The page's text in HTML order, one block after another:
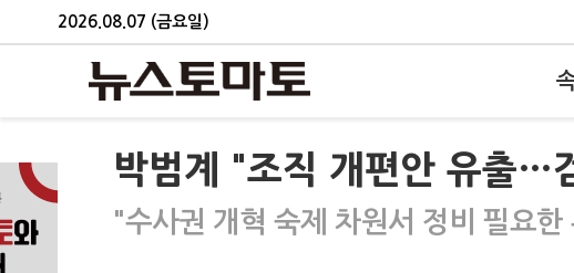
2026.08.07 (금요일)
박범계 "조직 개편안 유출…
"수사권 개혁 숙제 차원서 정비 필요한